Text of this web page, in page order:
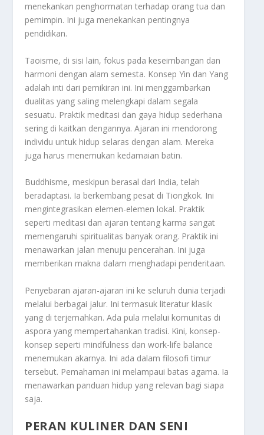
menekankan penghormatan terhadap orang tua dan
pemimpin. Ini juga menekankan pentingnya
pendidikan.
Taoisme, di sisi lain, fokus pada keseimbangan dan
harmoni dengan alam semesta. Konsep Yin dan Yang
adalah inti dari pemikiran ini. Ini menggambarkan
dualitas yang saling melengkapi dalam segala
sesuatu. Praktik meditasi dan gaya hidup sederhana
sering di kaitkan dengannya. Ajaran ini mendorong
individu untuk hidup selaras dengan alam. Mereka
juga harus menemukan kedamaian batin.
Buddhisme, meskipun berasal dari India, telah
beradaptasi. Ia berkembang pesat di Tiongkok. Ini
mengintegrasikan elemen-elemen lokal. Praktik
seperti meditasi dan ajaran tentang karma sangat
memengaruhi spiritualitas banyak orang. Praktik ini
menawarkan jalan menuju pencerahan. Ini juga
memberikan makna dalam menghadapi penderitaan.
Penyebaran ajaran-ajaran ini ke seluruh dunia terjadi
melalui berbagai jalur. Ini termasuk literatur klasik
yang di terjemahkan. Ada pula melalui komunitas di
aspora yang mempertahankan tradisi. Kini, konsep-
konsep seperti mindfulness danwork-life balance
menemukan akarnya. Ini ada dalam filosofi timur
tersebut. Pemahaman ini melampaui batas agama. Ia
menawarkan panduan hidup yang relevan bagi siapa
saja.
PERAN KULINER DAN SENI